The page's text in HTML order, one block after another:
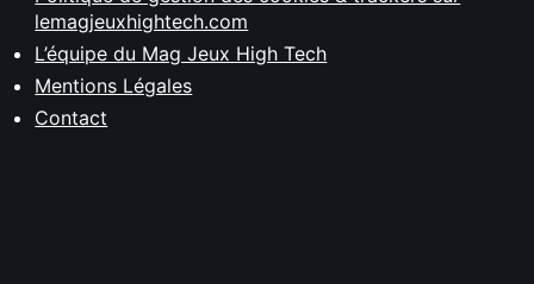
lemagjeuxhightech.com
L’équipe du Mag Jeux High Tech
Mentions Légales
Contact